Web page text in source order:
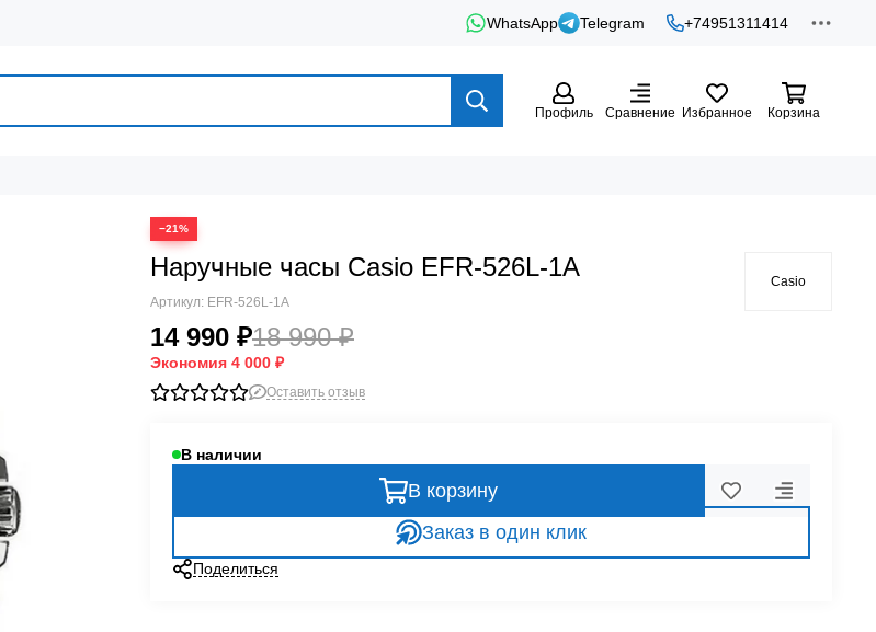
WhatsApp Telegram +74951311414
Профиль Сравнение Избранное Корзина
−21%
Наручные часы Casio EFR-526L-1A
Артикул: EFR-526L-1A
14 990 ₽18 990 ₽
Экономия 4 000 ₽
Casio
Оставить отзыв
В наличии
В корзину
Заказ в один клик
Поделиться